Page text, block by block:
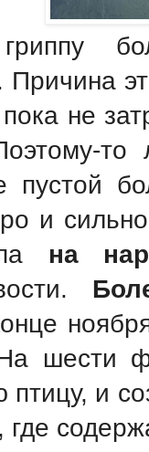
Причина
не
пустой
и
на
шести
птицу, и
где